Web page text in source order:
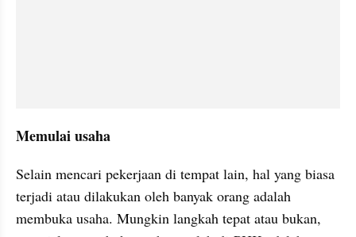
Memulai usaha
Selain mencari pekerjaan di tempat lain, hal yang biasa
terjadi atau dilakukan oleh banyak orang adalah
membuka usaha. Mungkin langkah tepat atau bukan,